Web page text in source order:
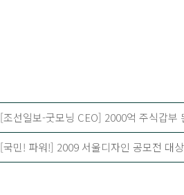
[조선일보-굿모닝 CEO] 2000억 주식갑
[국민! 파워!] 2009 서울디자인 공모전 대